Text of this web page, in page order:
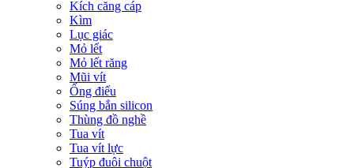
Kích căng cáp
Kìm
Lục giác
Mỏ lết
Mỏ lết răng
Mũi vít
Ống điếu
Súng bắn silicon
Thùng đồ nghề
Tua vít
Tua vít lực
Tuýp đuôi chuột